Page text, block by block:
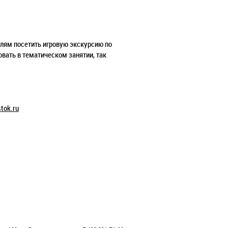
посетить игровую экскурсию по
в тематическом занятии, так